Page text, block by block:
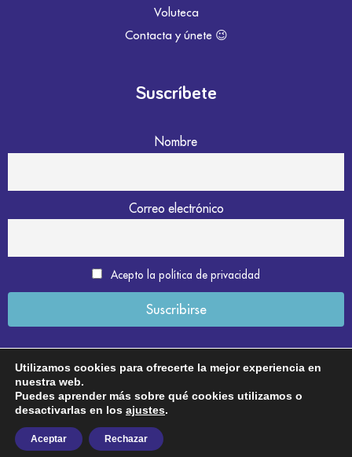
Voluteca
Contacta y únete 😉
Suscríbete
Nombre
Correo electrónico
Acepto la política de privacidad
Aviso legal
Política de privacidad
Política de cookies
Utilizamos cookies para ofrecerte la mejor experiencia en
nuestra web.
Puedes aprender más sobre qué cookies utilizamos o
desactivarlas en los ajustes.
Aceptar Rechazar